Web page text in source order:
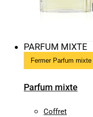
PARFUM MIXTE
Fermer Parfum mixte
Parfum mixte
Coffret